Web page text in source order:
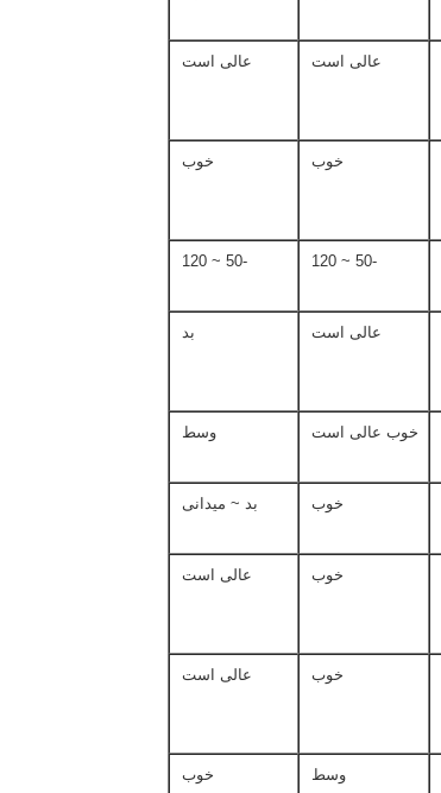
عالی است عالی است
خوب خوب
-50 ~ 120
-50 ~ 120
عالی است بد
خوب عالی است وسط
خوب بد ~ میدانی
خوب عالی است
خوب عالی است
وسط خوب